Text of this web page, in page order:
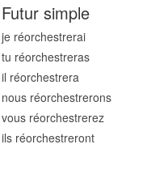
Futur simple
je réorchestrerai
tu réorchestreras
il réorchestrera
nous réorchestrerons
vous réorchestrerez
ils réorchestreront